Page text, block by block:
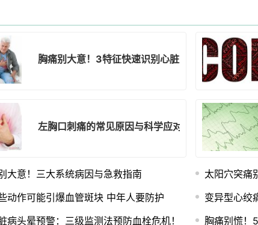
胸痛别大意！3特征快速识别心脏风险
左胸口刺痛的常见原因与科学应对指南
大意！三大系统病因与急救指南
太阳穴突痛
动作可能引爆血管斑块 中年人要防护
变异型心绞
病头晕预警：三级监测法预防血栓危机！
胸痛别慌！